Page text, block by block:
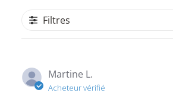
Filtres
Martine L.
Acheteur vérifié